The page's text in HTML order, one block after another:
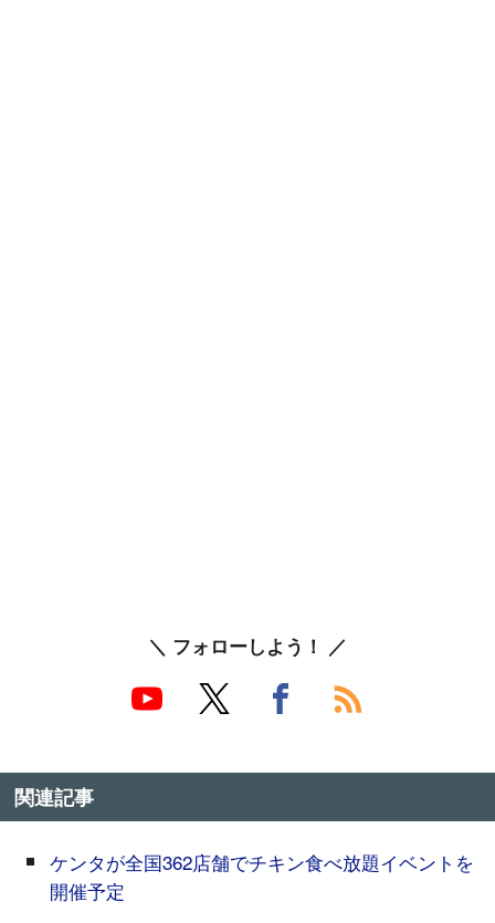
＼ フォローしよう！ ／
関連記事
ケンタが全国362店舗でチキン食べ放題イベントを
開催予定